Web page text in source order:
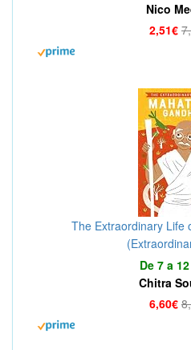
Nico
2,51€
The Extraordinary Life
De 7 a
Chitra
6,60€